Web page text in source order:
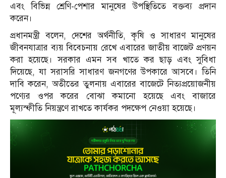
এবং বিভিন্ন শ্রেণি-পেশার মানুষের উপস্থিতিতে বক্তব্য প্রদান
করেন।
প্রধানমন্ত্রী বলেন, দেশের অর্থনীতি, কৃষি ও সাধারণ মানুষের
জীবনযাত্রার ব্যয় বিবেচনায় রেখে এবারের জাতীয় বাজেট প্রণয়ন
করা হয়েছে। সরকার এমন সব খাতে কর ছাড় এবং সুবিধা
দিয়েছে, যা সরাসরি সাধারণ জনগণের উপকারে আসবে। তিনি
দাবি করেন, অতীতের তুলনায় এবারের বাজেটে নিত্যপ্রয়োজনীয়
পণ্যের ওপর করের বোঝা কমানো হয়েছে এবং বাজারে
মূল্যস্ফীতি নিয়ন্ত্রণে রাখতে কার্যকর পদক্ষেপ নেওয়া হয়েছে।